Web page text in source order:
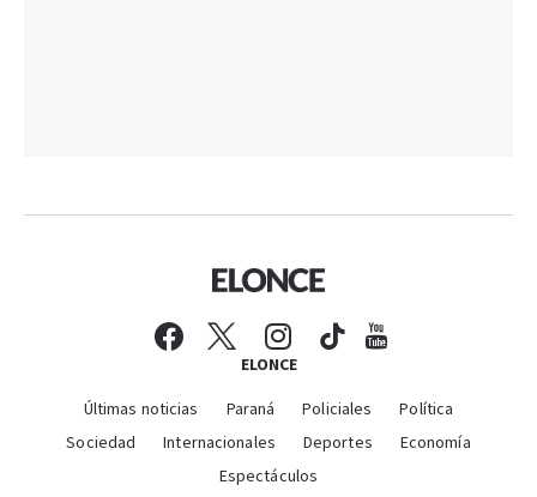
ELONCE
Últimas noticias Paraná Policiales
Política
Sociedad
Internacionales Deportes
Economía
Espectáculos